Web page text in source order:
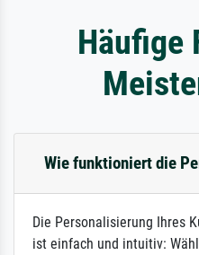
Häufige
Wie funktioniert die
Die Personalisierung Ihres
ist einfach und intuitiv: